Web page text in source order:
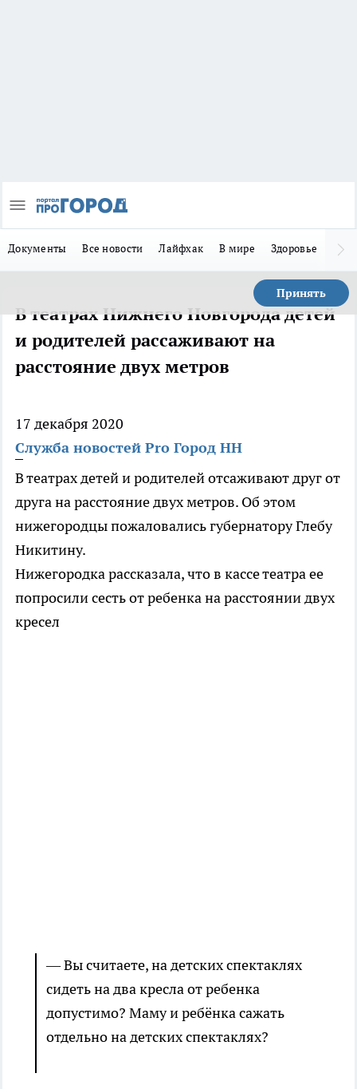
Документы Все новости Лайфхак В мире Здоровье
Принять
В театрах Нижнего Новгорода детей
и родителей рассаживают на
расстояние двух метров
17 декабря 2020
Служба новостей Pro Город НН
В театрах детей и родителей отсаживают друг от
друга на расстояние двух метров. Об этом
нижегородцы пожаловались губернатору Глебу
Никитину.
Нижегородка рассказала, что в кассе театра ее
попросили сесть от ребенка на расстоянии двух
кресел
— Вы считаете, на детских спектаклях
сидеть на два кресла от ребенка
допустимо? Маму и ребёнка сажать
отдельно на детских спектаклях?